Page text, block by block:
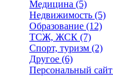
Медицина (5)
Недвижимость (5)
Образование (12)
ТСЖ, ЖСК (7)
Спорт, туризм (2)
Другое (6)
Персональный сайт